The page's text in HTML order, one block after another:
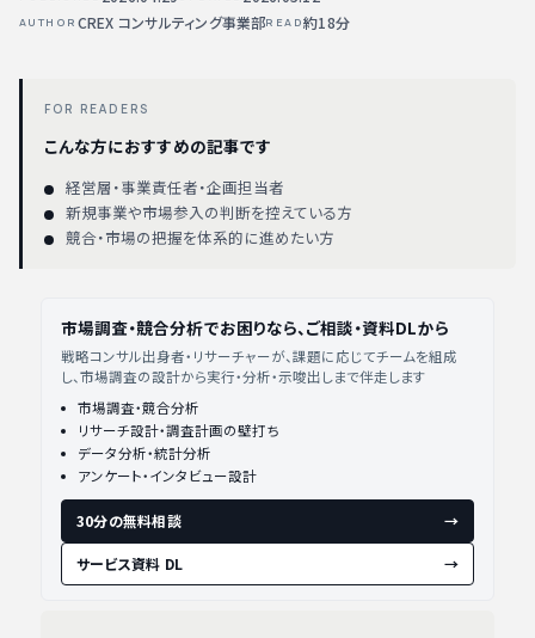
AUTHOR CREX コンサルティング事業部READ約18分
FOR READERS
こんな方におすすめの記事です
経営層・事業責任者・企画担当者
新規事業や市場参入の判断を控えている方
競合・市場の把握を体系的に進めたい方
市場調査・競合分析でお困りなら、ご相談・資料DLから
戦略コンサル出身者・リサーチャーが、課題に応じてチームを組成
し、市場調査の設計から実行・分析・示唆出しまで伴走します
市場調査・競合分析
リサーチ設計・調査計画の壁打ち
データ分析・統計分析
アンケート・インタビュー設計
30分の無料相談 →
サービス資料 DL →